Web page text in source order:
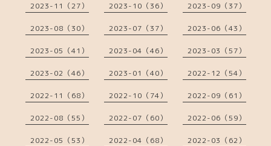
2023-11（27） 2023-10（36） 2023-09（37）
2023-08（30） 2023-07（37） 2023-06（43）
2023-05（41） 2023-04（46） 2023-03（57）
2023-02（46） 2023-01（40） 2022-12（54）
2022-11（68） 2022-10（74） 2022-09（61）
2022-08（55） 2022-07（60） 2022-06（59）
2022-05（53） 2022-04（68） 2022-03（62）